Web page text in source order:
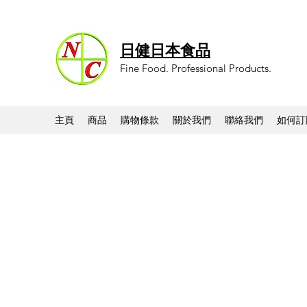
日健日本食品
Fine Food. Professional Products.
主頁 商品 購物條款 關於我們 聯絡我們 如何